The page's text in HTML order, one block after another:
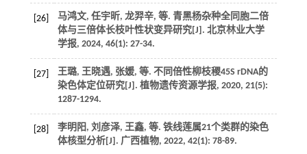
[26] 马鸿文, 任宇昕, 龙羿辛, 等. 青黑杨杂种全同胞二倍
体与三倍体长枝叶性状变异研究[J]. 北京林业大学
学报, 2024, 46(1): 27-34.
[27] 王璐, 王晓遇, 张媛, 等. 不同倍性柳枝稷45S rDNA的
染色体定位研究[J]. 植物遗传资源学报, 2020, 21(5):
1287-1294.
[28] 李明阳, 刘彦泽, 王鑫, 等. 铁线莲属21个类群的染色
体核型分析[J]. 广西植物, 2022, 42(1): 78-89.